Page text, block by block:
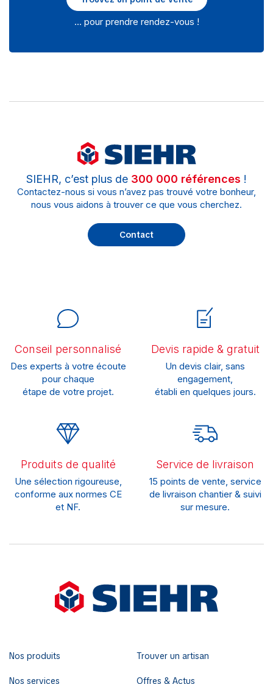
… pour prendre rendez-vous !
SIEHR, c’est plus de 300 000 références !
Contactez-nous si vous n’avez pas trouvé votre bonheur,
nous vous aidons à trouver ce que vous cherchez.
Contact
Conseil personnalisé
Des experts à votre écoute
pour chaque
étape de votre projet.
Devis rapide & gratuit
Un devis clair, sans
engagement,
établi en quelques jours.
Produits de qualité
Une sélection rigoureuse,
conforme aux normes CE
et NF.
Service de livraison
15 points de vente, service
de livraison chantier & suivi
sur mesure.
Nos produits
Nos services
Trouver un artisan
Offres & Actus